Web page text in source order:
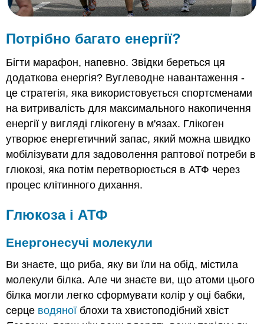
і
глюкоза,
АТФ?
Рецензія
Потрібно багато енергії?
Бігти марафон, напевно. Звідки береться ця
додаткова енергія? Вуглеводне навантаження -
це стратегія, яка використовується спортсменами
на витривалість для максимального накопичення
енергії у вигляді глікогену в м'язах. Глікоген
утворює енергетичний запас, який можна швидко
мобілізувати для задоволення раптової потреби в
глюкозі, яка потім перетворюється в АТФ через
процес клітинного дихання.
Глюкоза і АТФ
Енергонесучі молекули
Ви знаєте, що риба, яку ви їли на обід, містила
молекули білка. Але чи знаєте ви, що атоми цього
білка могли легко сформувати колір у оці бабки,
серце водяної блохи та хвистоподібний хвіст